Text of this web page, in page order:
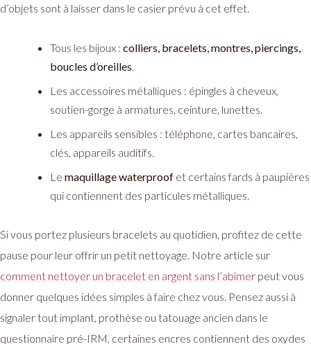
d’objets sont à laisser dans le casier prévu à cet effet.
Tous les bijoux : colliers, bracelets, montres, piercings,
boucles d’oreilles
Les accessoires métalliques : épingles à cheveux,
soutien-gorge à armatures, ceinture, lunettes.
Les appareils sensibles : téléphone, cartes bancaires,
clés, appareils auditifs.
Le maquillage waterproof et certains fards à paupières
qui contiennent des particules métalliques.
Si vous portez plusieurs bracelets au quotidien, profitez de cette
pause pour leur offrir un petit nettoyage. Notre article sur
comment nettoyer un bracelet en argent sans l’abîmer peut vous
donner quelques idées simples à faire chez vous. Pensez aussi à
signaler tout implant, prothèse ou tatouage ancien dans le
questionnaire pré-IRM, certaines encres contiennent des oxydes